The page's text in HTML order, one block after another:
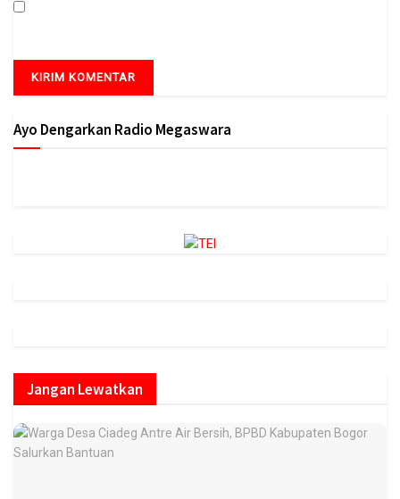
Ayo Dengarkan Radio Megaswara
Jangan Lewatkan